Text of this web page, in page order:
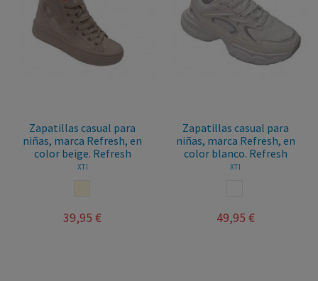
Zapatillas casual para
niñas, marca Refresh, en
color beige. Refresh
XTI
39,95 €
Zapatillas casual para
niñas, marca Refresh, en
color blanco. Refresh
XTI
49,95 €